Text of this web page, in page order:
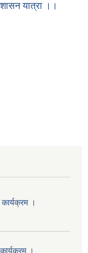
यात्रा ।।
।
।